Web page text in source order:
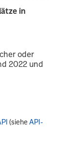
in
oder
2022 und
(sieheAPI-